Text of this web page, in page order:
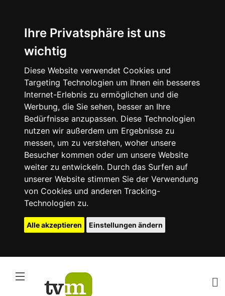
Ihre Privatsphäre ist uns
wichtig
Diese Website verwendet Cookies und
Targeting Technologien um Ihnen ein besseres
Internet-Erlebnis zu ermöglichen und die
Werbung, die Sie sehen, besser an Ihre
Bedürfnisse anzupassen. Diese Technologien
nutzen wir außerdem um Ergebnisse zu
messen, um zu verstehen, woher unsere
Besucher kommen oder um unsere Website
weiter zu entwickeln. Durch das Surfen auf
unserer Website stimmen Sie der Verwendung
von Cookies und anderen Tracking-
Technologien zu.
Alle akzeptieren Einstellungen ändern